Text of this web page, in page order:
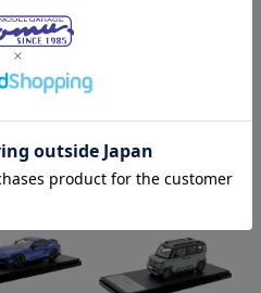
込)
タ GR スー
ボル
1/43 トヨタ GR スー
プラ RZ 2025 プロ
ミ...